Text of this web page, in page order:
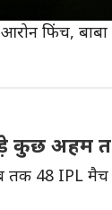
फिंच, बाबा
कुछ अहम
48 IPL मैच